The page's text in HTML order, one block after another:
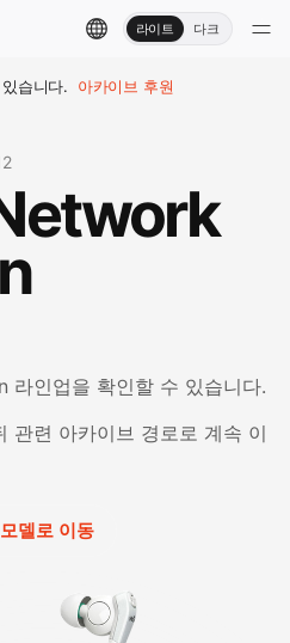
라이트 다크
습니다. 아카이브 후원
인업을 확인할 수 있습니다.
관련 아카이브 경로로 계속 이
델로 이동